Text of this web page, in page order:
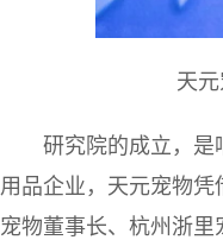
天
研究院的成立，是
用品企业，天元宠物
宠物董事长、杭州浙